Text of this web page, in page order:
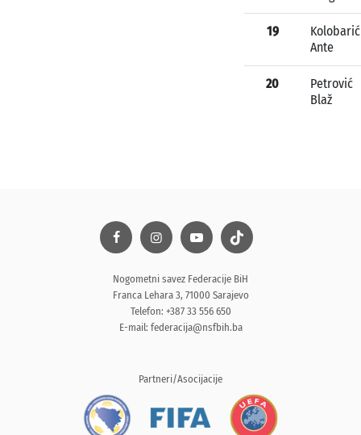
19
Kolobarić
Ante
20
Petrović
Blaž
Nogometni savez Federacije BiH
Franca Lehara 3, 71000 Sarajevo
Telefon: +387 33 556 650
E-mail: federacija@nsfbih.ba
Partneri/Asocijacije